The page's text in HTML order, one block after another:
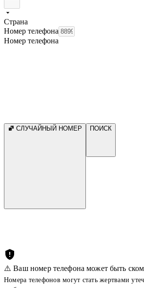
Страна
Номер телефона
Номер телефона
СЛУЧАЙНЫЙ НОМЕР ПОИСК
⚠️ Ваш номер телефона может быть
Номера телефонов могут стать жертвами